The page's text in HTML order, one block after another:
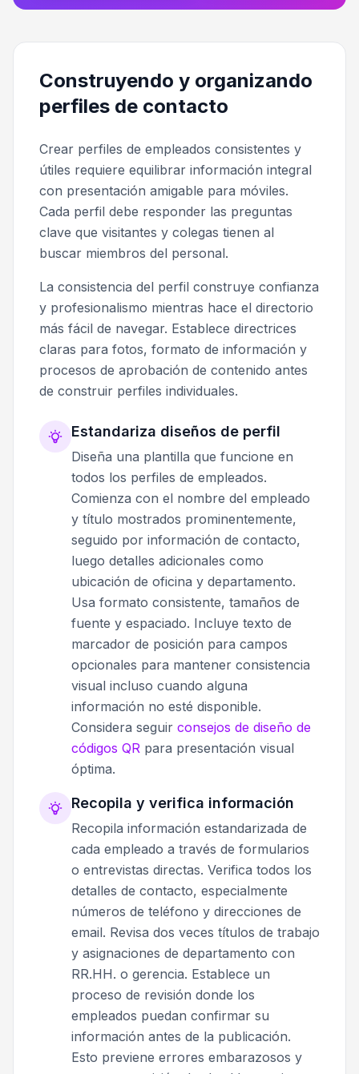
Construyendo y organizando
perfiles de contacto
Crear perfiles de empleados consistentes y
útiles requiere equilibrar información integral
con presentación amigable para móviles.
Cada perfil debe responder las preguntas
clave que visitantes y colegas tienen al
buscar miembros del personal.
La consistencia del perfil construye confianza
y profesionalismo mientras hace el directorio
más fácil de navegar. Establece directrices
claras para fotos, formato de información y
procesos de aprobación de contenido antes
de construir perfiles individuales.
Estandariza diseños de perfil
Diseña una plantilla que funcione en
todos los perfiles de empleados.
Comienza con el nombre del empleado
y título mostrados prominentemente,
seguido por información de contacto,
luego detalles adicionales como
ubicación de oficina y departamento.
Usa formato consistente, tamaños de
fuente y espaciado. Incluye texto de
marcador de posición para campos
opcionales para mantener consistencia
visual incluso cuando alguna
información no esté disponible.
Considera seguir consejos de diseño de
códigos QR para presentación visual
óptima.
Recopila y verifica información
Recopila información estandarizada de
cada empleado a través de formularios
o entrevistas directas. Verifica todos los
detalles de contacto, especialmente
números de teléfono y direcciones de
email. Revisa dos veces títulos de trabajo
y asignaciones de departamento con
RR.HH. o gerencia. Establece un
proceso de revisión donde los
empleados puedan confirmar su
información antes de la publicación.
Esto previene errores embarazosos y